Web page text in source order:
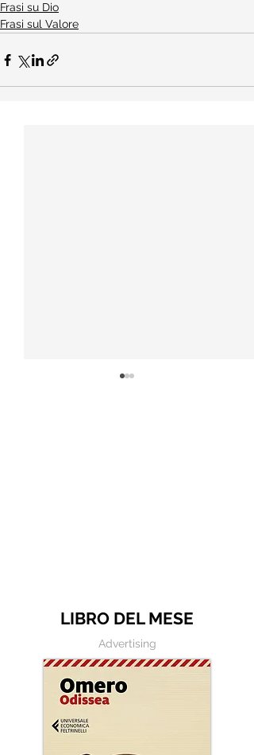
Frasi su Dio
Frasi sul Valore
LIBRO DEL MESE
Advertising